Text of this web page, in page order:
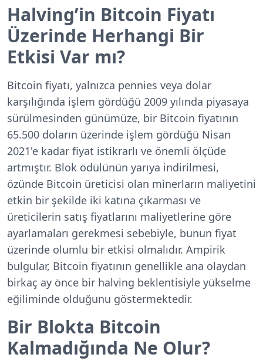
Halving’in Bitcoin Fiyatı
Üzerinde Herhangi Bir
Etkisi Var mı?
Bitcoin fiyatı, yalnızca pennies veya dolar
karşılığında işlem gördüğü 2009 yılında piyasaya
sürülmesinden günümüze, bir Bitcoin fiyatının
65.500 doların üzerinde işlem gördüğü Nisan
2021'e kadar fiyat istikrarlı ve önemli ölçüde
artmıştır. Blok ödülünün yarıya indirilmesi,
özünde Bitcoin üreticisi olan minerların maliyetini
etkin bir şekilde iki katına çıkarması ve
üreticilerin satış fiyatlarını maliyetlerine göre
ayarlamaları gerekmesi sebebiyle, bunun fiyat
üzerinde olumlu bir etkisi olmalıdır. Ampirik
bulgular, Bitcoin fiyatının genellikle ana olaydan
birkaç ay önce bir halving beklentisiyle yükselme
eğiliminde olduğunu göstermektedir.
Bir Blokta Bitcoin
Kalmadığında Ne Olur?